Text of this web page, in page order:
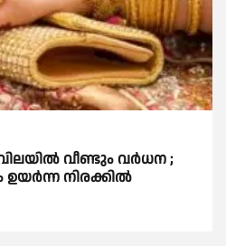
വീണ്ടും വര്‍ധന ;
നിരക്കില്‍